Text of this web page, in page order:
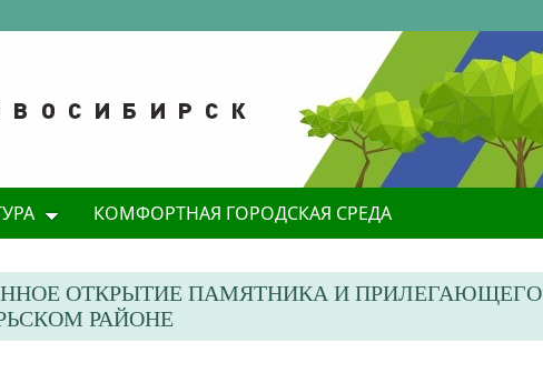
КОМФОРТНАЯ ГОРОДСКАЯ СРЕДА
ОТКРЫТИЕ ПАМЯТНИКА И ПРИЛЕГАЮЩЕГО
РАЙОНЕ